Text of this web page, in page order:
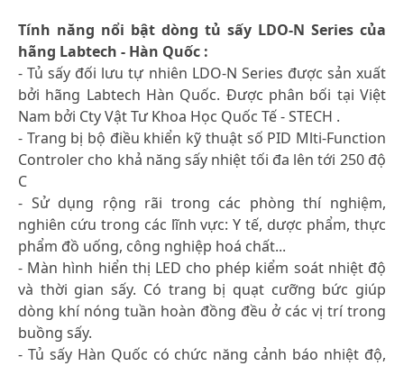
Tính năng nổi bật dòng tủ sấy LDO-N Series của
hãng Labtech - Hàn Quốc :
- Tủ sấy đối lưu tự nhiên LDO-N Series được sản xuất
bởi hãng Labtech Hàn Quốc. Được phân bối tại Việt
Nam bởi Cty Vật Tư Khoa Học Quốc Tế - STECH .
- Trang bị bộ điều khiển kỹ thuật số PID Mlti-Function
Controler cho khả năng sấy nhiệt tối đa lên tới 250 độ
C
- Sử dụng rộng rãi trong các phòng thí nghiệm,
nghiên cứu trong các lĩnh vực: Y tế, dược phẩm, thực
phẩm đồ uống, công nghiệp hoá chất...
- Màn hình hiển thị LED cho phép kiểm soát nhiệt độ
và thời gian sấy. Có trang bị quạt cưỡng bức giúp
dòng khí nóng tuần hoàn đồng đều ở các vị trí trong
buồng sấy.
- Tủ sấy Hàn Quốc có chức năng cảnh báo nhiệt độ,